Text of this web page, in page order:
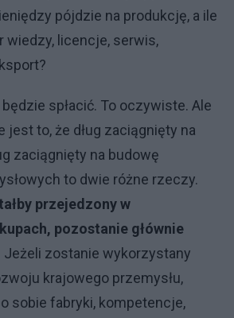
pójdzie na produkcję, a ile
wiedzy, licencje, serwis,
spłacić. To oczywiste. Ale
to, że dług zaciągnięty na
zaciągnięty na budowę
to dwie różne rzeczy.
przejedzony w
pozostanie głównie
Jeżeli zostanie wykorzystany
krajowego przemysłu,
sobie fabryki, kompetencje,